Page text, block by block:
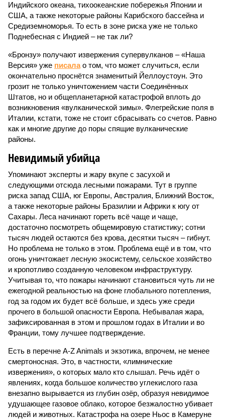
Индийского океана, тихо­океанские побережья Японии и
США, а также некоторые районы Карибского бассейна и
Средиземноморья. То есть в зоне риска уже не только
Поднебесная с Индией – не так ли?
«Бронзу» получают извержения супервулканов – «Наша
Версия» уже писалао том, что может случиться, если
окончательно проснётся знаменитый Йеллоустоун. Это
грозит не только уничтожением части Соединённых
Штатов, но и общепланетарной катастрофой вплоть до
возникновения «вулканической зимы». Флегрейские поля в
Италии, кстати, тоже не стоит сбрасывать со счетов. Равно
как и многие другие до поры спящие вулканические
районы.
Невидимый убийца
Упоминают эксперты и жару вкупе с засухой и
следующими отсюда лесными пожарами. Тут в группе
риска запад США, юг Европы, Австралия, Ближний Восток,
а также некоторые районы Бразилии и Африки к югу от
Сахары. Леса начинают гореть всё чаще и чаще,
достаточно посмотреть общемировую статистику; сотни
тысяч людей остаются без крова, десятки тысяч – гибнут.
Но проблема не только в этом. Проблема ещё и в том, что
огонь уничтожает лесную экосистему, сельское хозяйство
и кропотливо созданную человеком инфраструктуру.
Учитывая то, что пожары начинают становиться чуть ли не
ежегодной реальностью на фоне глобального потепления,
год за годом их будет всё больше, и здесь уже среди
прочего в большой опасности Европа. Небывалая жара,
зафиксированная в этом и прошлом годах в Италии и во
Франции, тому лучшее подтверждение.
Есть в перечне A-Z Animals и экзотика, впрочем, не менее
смертоносная. Это, в частности, «лимнические
извержения», о которых мало кто слышал. Речь идёт о
явлениях, когда большое количество углекислого газа
внезапно вырывается из глубин озёр, образуя невидимое
удушающее газовое облако, которое безжалостно убивает
людей и животных. Катастрофа на озере Ньос в Камеруне